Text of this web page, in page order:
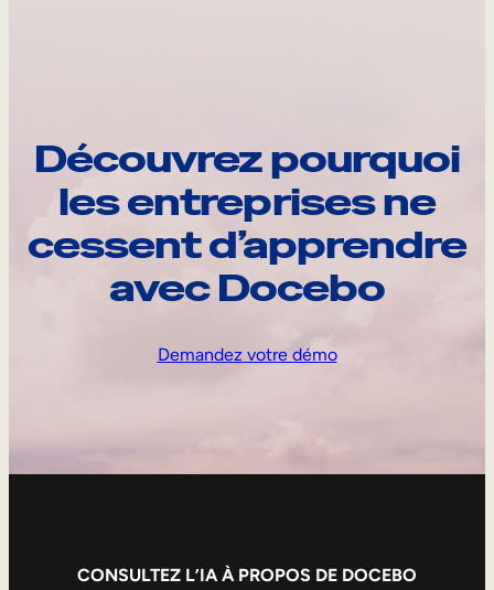
Découvrez pourquoi
les entreprises ne
cessent d’apprendre
avec Docebo
Demandez votre démo
CONSULTEZ L’IA À PROPOS DE DOCEBO